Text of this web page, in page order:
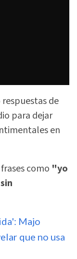
de
para dejar
en
como "yo
Majo
que no usa